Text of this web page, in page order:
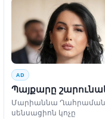
AD
Պայքարը
Մարիաննա
սենսացիոն կոչը